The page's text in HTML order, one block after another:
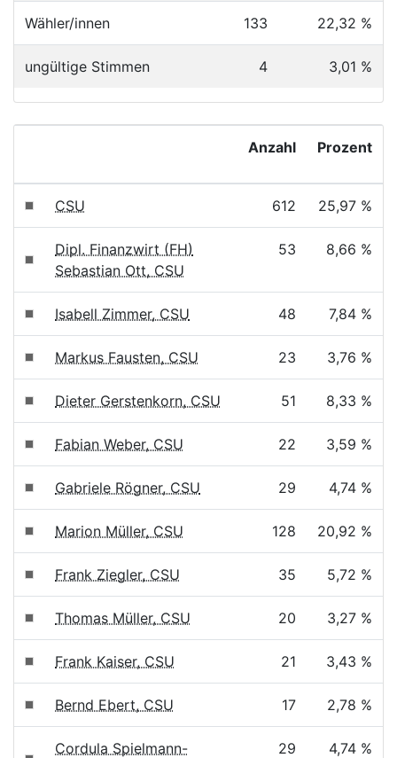
Wähler/innen 133 22,32 %
ungültige Stimmen 4 3,01 %
Anzahl Prozent
CSU 612 25,97 %
Dipl. Finanzwirt (FH)
Sebastian Ott, CSU
53 8,66 %
Isabell Zimmer, CSU 48 7,84 %
Markus Fausten, CSU 23 3,76 %
Dieter Gerstenkorn, CSU 51 8,33 %
Fabian Weber, CSU 22 3,59 %
Gabriele Rögner, CSU 29 4,74 %
Marion Müller, CSU 128 20,92 %
Frank Ziegler, CSU 35 5,72 %
Thomas Müller, CSU 20 3,27 %
Frank Kaiser, CSU 21 3,43 %
Bernd Ebert, CSU 17 2,78 %
Cordula Spielmann-
29 4,74 %